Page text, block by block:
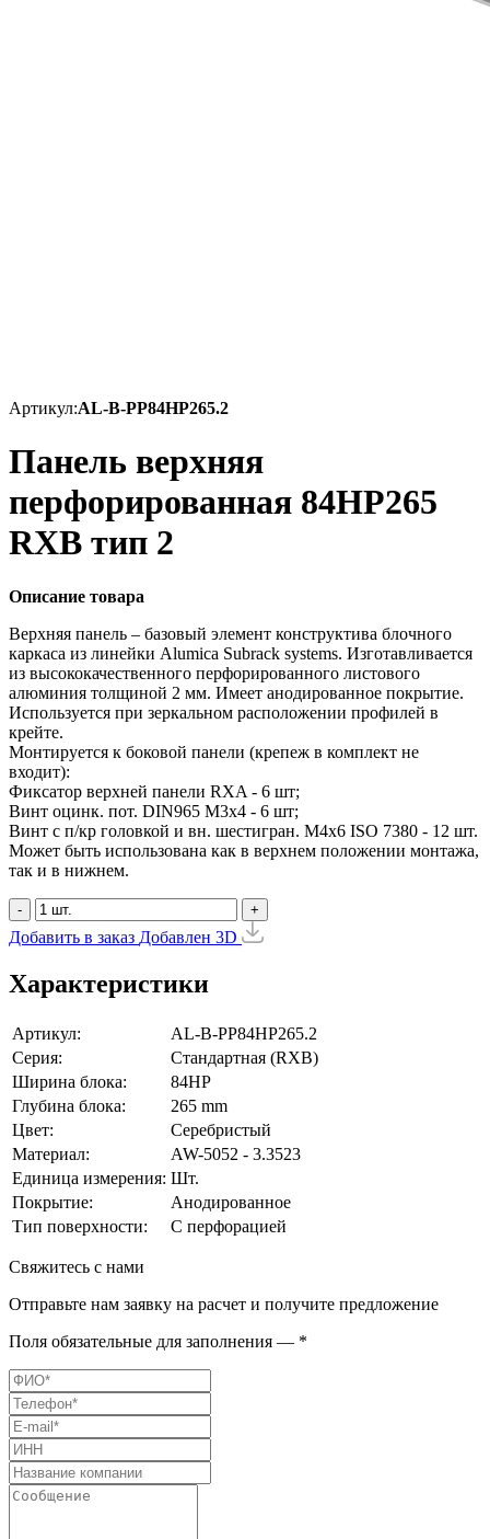
Артикул:AL-B-PP84HP265.2
Панель верхняя
перфорированная 84HP265
RXB тип 2
Описание товара
Верхняя панель – базовый элемент конструктива блочного
каркаса из линейки Alumica Subrack systems. Изготавливается
из высококачественного перфорированного листового
алюминия толщиной 2 мм. Имеет анодированное покрытие.
Используется при зеркальном расположении профилей в
крейте.
Монтируется к боковой панели (крепеж в комплект не
входит):
Фиксатор верхней панели RXA - 6 шт;
Винт оцинк. пот. DIN965 М3х4 - 6 шт;
Винт с п/кр головкой и вн. шестигран. М4x6 ISO 7380 - 12 шт.
Может быть использована как в верхнем положении монтажа,
так и в нижнем.
- +
Добавить в заказ Добавлен 3D
Характеристики
Артикул:
AL-B-PP84HP265.2
Серия:
Стандартная (RXB)
Ширина блока:
84HP
Глубина блока:
265 mm
Цвет:
Серебристый
Материал:
AW-5052 - 3.3523
Единица измерения: Шт.
Покрытие:
Анодированное
Тип поверхности:
С перфорацией
Свяжитесь с нами
Отправьте нам заявку на расчет и получите предложение
Поля обязательные для заполнения — *